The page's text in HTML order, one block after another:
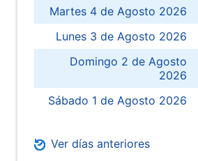
Martes 4 de Agosto 2026
Lunes 3 de Agosto 2026
Domingo 2 de Agosto
2026
Sábado 1 de Agosto 2026
Ver días anteriores